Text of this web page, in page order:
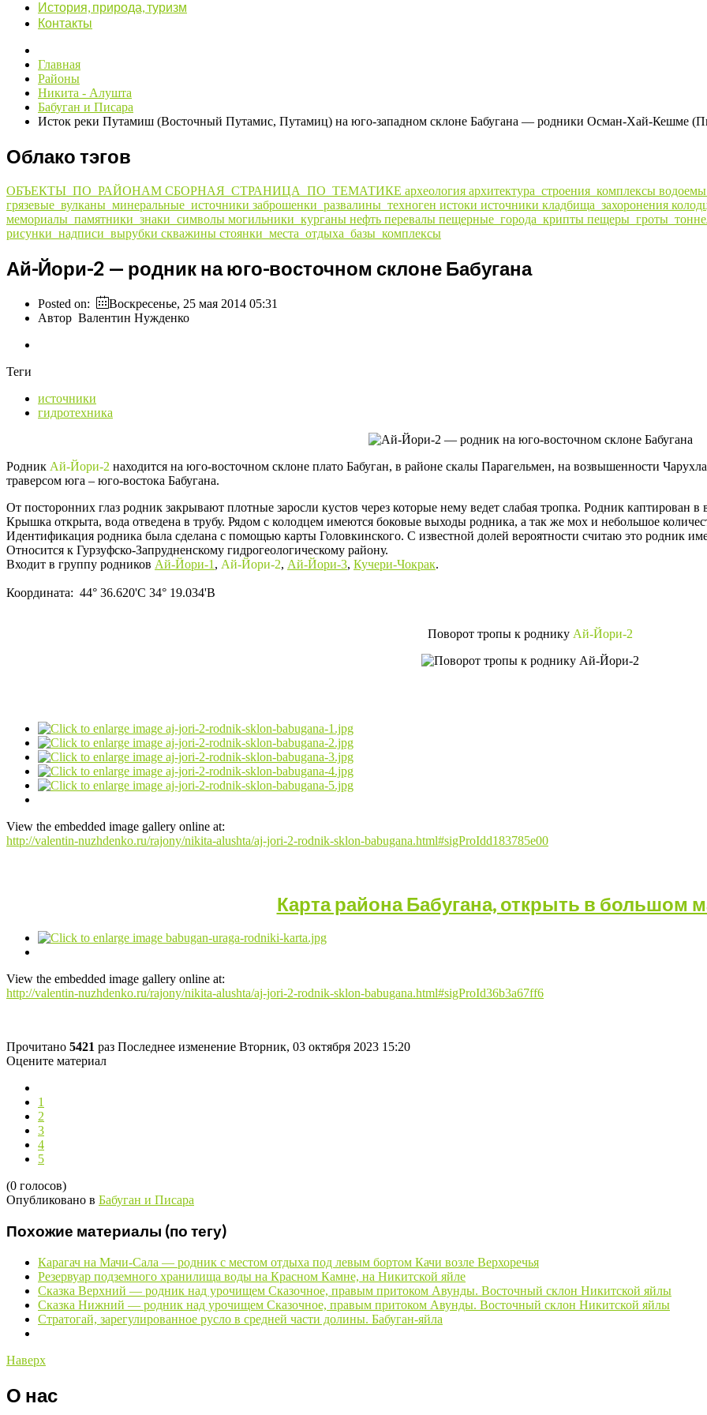
История, природа, туризм
Контакты
Главная
Районы
Никита - Алушта
Бабуган и Писара
Исток реки Путамиш (Восточный Путамис, Путамиц) на юго-западном склоне Бабугана — родники Осман-Хай-Кешме
Облако тэгов
ОБЪЕКТЫ_ПО_РАЙОНАМ СБОРНАЯ_СТРАНИЦА_ПО_ТЕМАТИКЕ археология архитектура_строения_комплексы водоемы
грязевые_вулканы_минеральные_источники заброшенки_развалины_техноген истоки источники кладбища_захоронения
мемориалы_памятники_знаки_символы могильники_курганы нефть перевалы пещерные_города_крипты
рисунки_надписи_вырубки скважины стоянки_места_отдыха_базы_комплексы
Ай-Йори-2 — родник на юго-восточном склоне Бабугана
Posted on:
Воскресенье, 25 мая 2014 05:31
Автор Валентин Нужденко
Теги
источники
гидротехника
Родник Ай-Йори-2 находится на юго-восточном склоне плато Бабуган, в районе скалы Парагельмен, на возвышенности
траверсом юга – юго-востока Бабугана.
От посторонних глаз родник закрывают плотные заросли кустов через которые нему ведет слабая тропка. Родник каптирован
Крышка открыта, вода отведена в трубу. Рядом с колодцем имеются боковые выходы родника, а так же мох и небольшое
Идентификация родника была сделана с помощью карты Головкинского. С известной долей вероятности считаю это родник
Относится к Гурзуфско-Запрудненскому гидрогеологическому району.
Входит в группу родников Ай-Йори-1 , Ай-Йори-2, Ай-Йори-3, Кучери-Чокрак.
Координата: 44° 36.620'С 34° 19.034'В
Поворот тропы к роднику Ай-Йори-2
View the embedded image gallery online at:
http://valentin-nuzhdenko.ru/rajony/nikita-alushta/aj-jori-2-rodnik-sklon-babugana.html#sigProIdd183785e00
Карта района Бабугана, открыть в большом
View the embedded image gallery online at:
http://valentin-nuzhdenko.ru/rajony/nikita-alushta/aj-jori-2-rodnik-sklon-babugana.html#sigProId36b3a67ff6
Прочитано 5421 раз Последнее изменение Вторник, 03 октября 2023 15:20
Оцените материал
1
2
3
4
5
(0 голосов)
Опубликовано в Бабуган и Писара
Похожие материалы (по тегу)
Карагач на Мачи-Сала — родник с местом отдыха под левым бортом Качи возле Верхоречья
Резервуар подземного хранилища воды на Красном Камне, на Никитской яйле
Сказка Верхний — родник над урочищем Сказочное, правым притоком Авунды. Восточный склон Никитской яйлы
Сказка Нижний — родник над урочищем Сказочное, правым притоком Авунды. Восточный склон Никитской яйлы
Стратогай, зарегулированное русло в средней части долины. Бабуган-яйла
Наверх
О нас